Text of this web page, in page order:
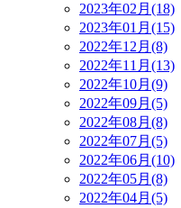
2023年02月(18)
2023年01月(15)
2022年12月(8)
2022年11月(13)
2022年10月(9)
2022年09月(5)
2022年08月(8)
2022年07月(5)
2022年06月(10)
2022年05月(8)
2022年04月(5)